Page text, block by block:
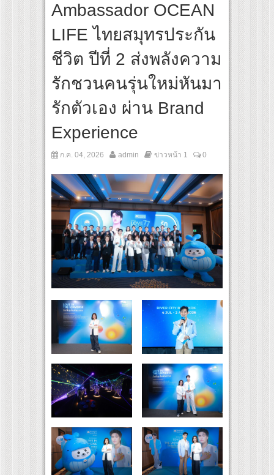
กษ์ ‘คุณยายวรนาฏ’ (INHERIT) เตรียมคายตะขาบหนังไทยในรอบปฐมทัศน์โลก ณ เ
สุดชีวิต โกนหัวรับบทแม่ชี นำทีมนักแสดงประชันความสยอง!
Her Rules ใต้เงาจันทรา” เปิดเคมี “อุ้ม–มีนา” ประกบคู่ครั้งสำคัญ ชวนแฟนปัก
Ambassador OCEAN
LIFE ไทยสมุทรประกัน
ชีวิต ปีที่ 2 ส่งพลังความ
รักชวนคนรุ่นใหม่หันมา
รักตัวเอง ผ่าน Brand
Experience
ก.ค. 04, 2026 admin ข่าวหน้า 1 0